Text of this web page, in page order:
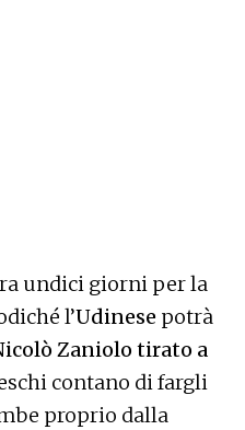
undici giorni per la
l’Udinese potrà
Zaniolo tirato a
contano di fargli
proprio dalla